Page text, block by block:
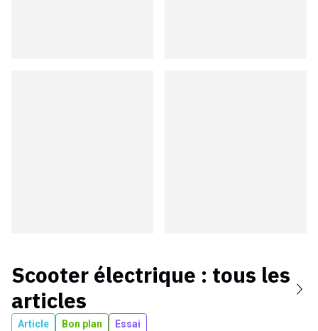
Scooter électrique : tous les
articles
Article Bon plan Essai